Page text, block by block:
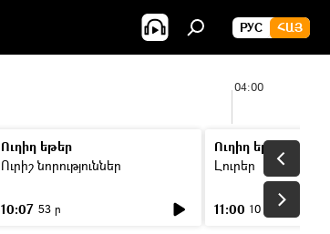
РУС ՀԱՅ
04:00
Ուղիղ եթեր
Ուրիշ նորություններ
10:07 53 ր
Ուղիղ եթեր
Լուրեր
11:00 10 ր